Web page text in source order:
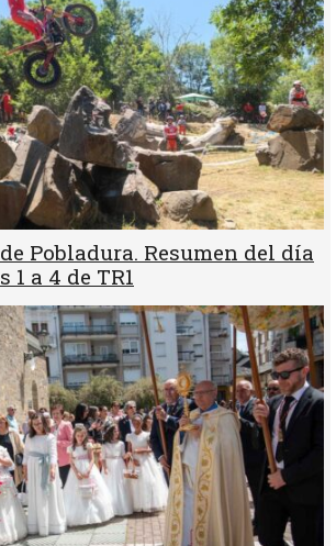
Pobladura. Resumen del día
1 a 4 de TR1